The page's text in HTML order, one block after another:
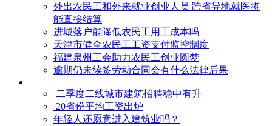
外出农民工和外来就业创业人员 跨省异地就医将
能直接结算
进城落户能降低农民工用工成本吗
天津市健全农民工工资支付监控制度
福建泉州工会助力农民工创业圆梦
逾期仍未续签劳动合同会有什么法律后果
二季度二线城市建筑招聘稳中有升
20省份平均工资出炉
年轻人还愿意进入建筑业吗？